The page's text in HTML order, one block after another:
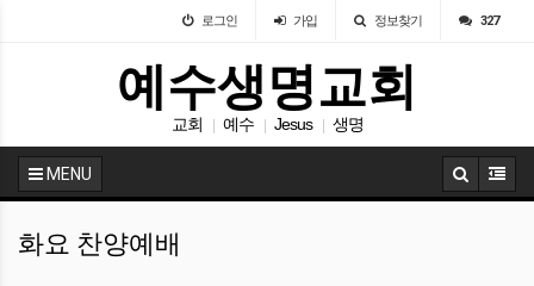
로그인 가입 정보찾기 327
예수생명교회
교회 예수 Jesus 생명
MENU
화요 찬양예배